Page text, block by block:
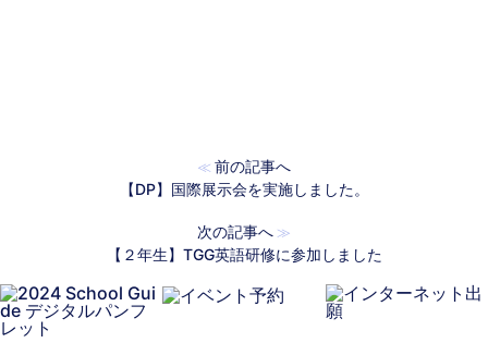
≪ 前の記事へ
【DP】国際展示会を実施しました。
次の記事へ ≫
【２年生】TGG英語研修に参加しました